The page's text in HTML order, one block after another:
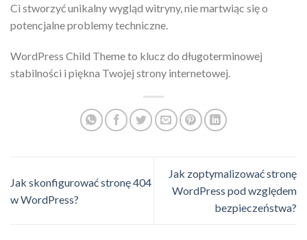
Ci stworzyć unikalny wygląd witryny, nie martwiąc się o
potencjalne problemy techniczne.
WordPress Child Theme to klucz do długoterminowej
stabilności i piękna Twojej strony internetowej.
Jak skonfigurować stronę 404
w WordPress?
Jak zoptymalizować stronę
WordPress pod względem
bezpieczeństwa?